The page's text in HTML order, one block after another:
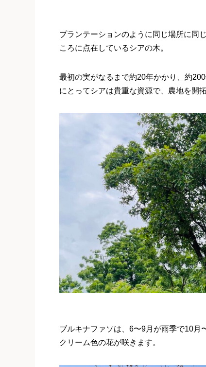
プランテーションのように同じ場所に同
ころに点在しているシアの木。
最初の実がなるまで約20年かかり、約
にとってシアは貴重な資源で、農地を開
ブルキナファソは、6〜9月が雨季で10月
クリーム色の花が咲きます。